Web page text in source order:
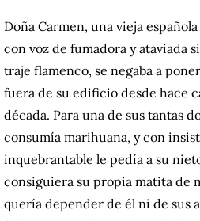
Doña Carmen, una vieja
con voz de fumadora y ataviada
traje flamenco, se negaba a
fuera de su edificio desde hace
década. Para una de sus tantas
consumía marihuana, y con
inquebrantable le pedía a su
consiguiera su propia matita de
quería depender de él ni de sus